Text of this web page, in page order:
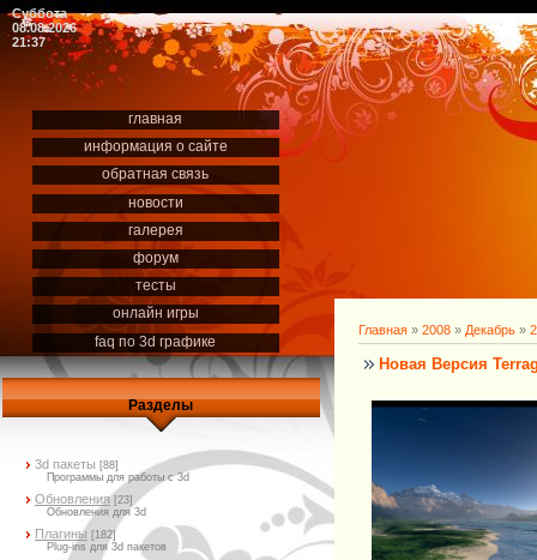
Суббота
08.08.2026
21:37
главная
информация о сайте
обратная связь
новости
галерея
форум
тесты
онлайн игры
faq по 3d графике
Разделы
3d пакеты [88]
Программы для работы с 3d
Обновления [23]
Обновления для 3d
Плагины [182]
Plug-ins для 3d пакетов
Главная » 2008 » Декабрь »
Новая Версия